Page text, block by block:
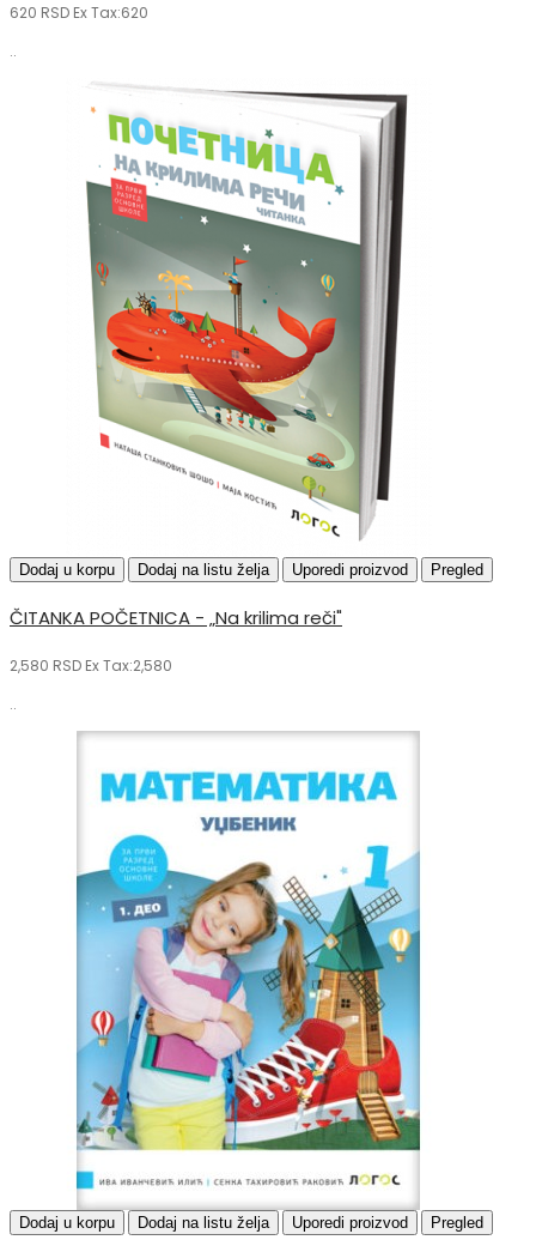
620 RSD Ex Tax:620
..
Dodaj u korpu Dodaj na listu želja Uporedi proizvod Pregled
ČITANKA POČETNICA - „Na krilima reči"
2,580 RSD Ex Tax:2,580
..
Dodaj u korpu Dodaj na listu želja Uporedi proizvod Pregled